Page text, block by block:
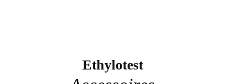
Ethylotest